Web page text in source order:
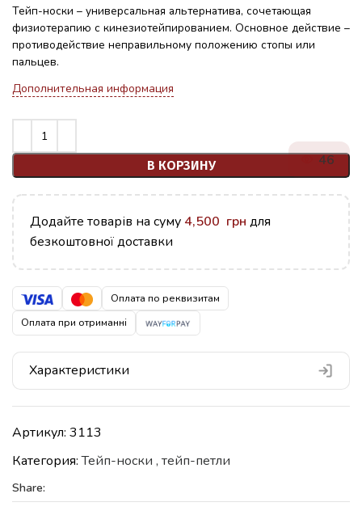
Тейп-носки – универсальная альтернатива, сочетающая
физиотерапию с кинезиотейпированием. Основное действие –
противодействие неправильному положению стопы или
пальцев.
Дополнительная информация
В КОРЗИНУ 46
Додайте товарів на суму 4,500 грн для
безкоштовної доставки
Оплата по реквизитам
Оплата при отриманні
Характеристики
Артикул: 3113
Категория:Тейп-носки , тейп-петли
Share: